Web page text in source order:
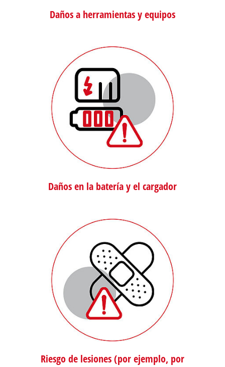
Daños a herramientas y equipos
Daños en la batería y el cargador
Riesgo de lesiones (por ejemplo, por